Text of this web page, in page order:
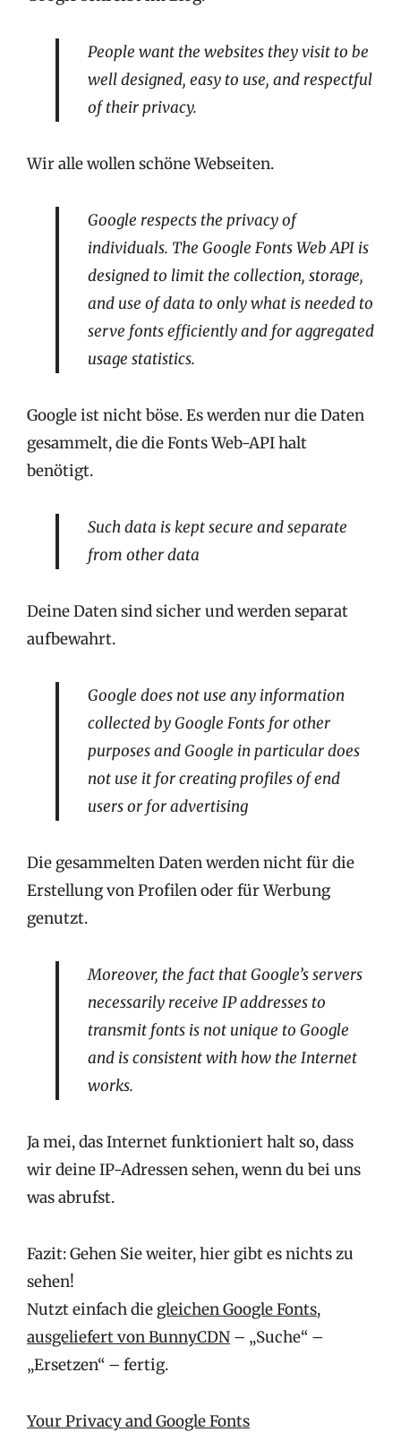
People want the websites they visit to be
well designed, easy to use, and respectful
of their privacy.
Wir alle wollen schöne Webseiten.
Google respects the privacy of
individuals. The Google Fonts Web API is
designed to limit the collection, storage,
and use of data to only what is needed to
serve fonts efficiently and for aggregated
usage statistics.
Google ist nicht böse. Es werden nur die Daten
gesammelt, die die Fonts Web-API halt
benötigt.
Such data is kept secure and separate
from other data
Deine Daten sind sicher und werden separat
aufbewahrt.
Google does not use any information
collected by Google Fonts for other
purposes and Google in particular does
not use it for creating profiles of end
users or for advertising
Die gesammelten Daten werden nicht für die
Erstellung von Profilen oder für Werbung
genutzt.
Moreover, the fact that Google’s servers
necessarily receive IP addresses to
transmit fonts is not unique to Google
and is consistent with how the Internet
works.
Ja mei, das Internet funktioniert halt so, dass
wir deine IP-Adressen sehen, wenn du bei uns
was abrufst.
Fazit: Gehen Sie weiter, hier gibt es nichts zu
sehen!
Nutzt einfach die gleichen Google Fonts,
ausgeliefert von BunnyCDN – „Suche“ –
„Ersetzen“ – fertig.
Your Privacy and Google Fonts